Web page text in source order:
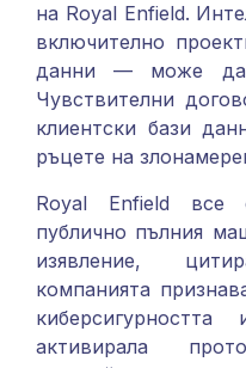
на Royal Enfield.
включително
данни — може да
Чувствителни
клиентски бази
ръцете на
Royal Enfield
публично пълния
изявление,
компанията
активирала